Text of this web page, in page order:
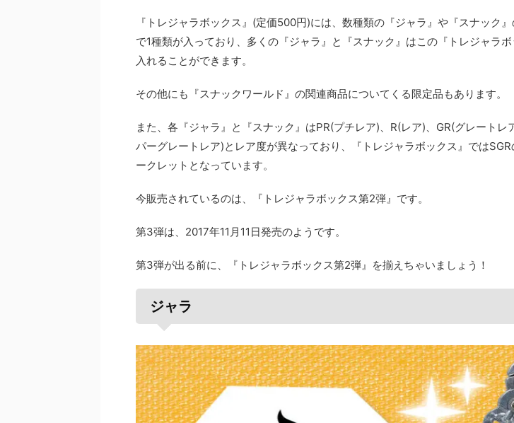
『トレジャラボックス』(定価500円)には、数種類の『ジャラ』や『スナック
で1種類が入っており、多くの『ジャラ』と『スナック』はこの『トレジャラ
入れることができます。
その他にも『スナックワールド』の関連商品についてくる限定品もあります。
また、各『ジャラ』と『スナック』はPR(プチレア)、R(レア)、GR(グレートレ
パーグレートレア)とレア度が異なっており、『トレジャラボックス』では
ークレットとなっています。
今販売されているのは、『トレジャラボックス第2弾』です。
第3弾は、2017年11月11日発売のようです。
第3弾が出る前に、『トレジャラボックス第2弾』を揃えちゃいましょう！
ジャラ